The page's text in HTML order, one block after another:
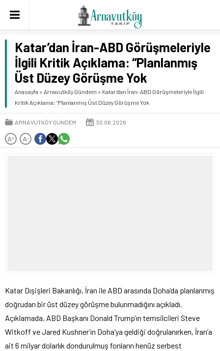
Katar’dan İran-ABD Görüşmeleriyle
İlgili Kritik Açıklama: “Planlanmış
Üst Düzey Görüşme Yok
Anasayfa » Arnavutköy Gündem » Katar’dan İran-ABD Görüşmeleriyle İlgili
Kritik Açıklama: “Planlanmış Üst Düzey Görüşme Yok
ARNAVUTKÖY GÜNDEM 30.06.2026
A+ A-
Katar Dışişleri Bakanlığı, İran ile ABD arasında Doha’da planlanmış
doğrudan bir üst düzey görüşme bulunmadığını açıkladı.
Açıklamada, ABD Başkanı Donald Trump’ın temsilcileri Steve
Witkoff ve Jared Kushner’ın Doha’ya geldiği doğrulanırken, İran’a
ait 6 milyar dolarlık dondurulmuş fonların henüz serbest